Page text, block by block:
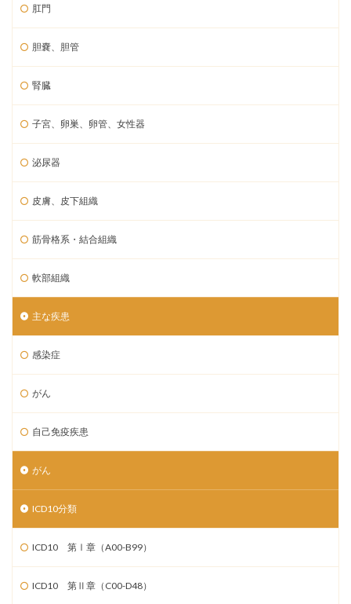
肛門
胆嚢、胆管
腎臓
子宮、卵巣、卵管、女性器
泌尿器
皮膚、皮下組織
筋骨格系・結合組織
軟部組織
主な疾患
感染症
がん
自己免疫疾患
がん
ICD10分類
ICD10 第Ⅰ章（A00-B99）
ICD10 第Ⅱ章（C00-D48）